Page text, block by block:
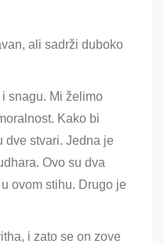
ali sadrži duboko
snagu. Mi želimo
Kako bi
dve stvari. Jedna je
Ovo su dva
ovom stihu. Drugo je
i zato se on zove